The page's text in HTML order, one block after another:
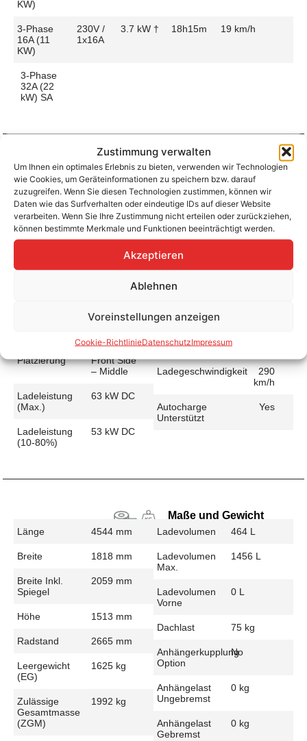
Zustimmung verwalten
Um Ihnen ein optimales Erlebnis zu bieten, verwenden wir Technologien
wie Cookies, um Geräteinformationen zu speichern bzw. darauf
zuzugreifen. Wenn Sie diesen Technologien zustimmen, können wir
Daten wie das Surfverhalten oder eindeutige IDs auf dieser Website
verarbeiten. Wenn Sie Ihre Zustimmung nicht erteilen oder zurückziehen,
können bestimmte Merkmale und Funktionen beeinträchtigt werden.
Akzeptieren
Ablehnen
Voreinstellungen anzeigen
Cookie-RichtlinieDatenschutzImpressum
KW)
3-Phase
16A (11
KW)
230V /
1x16A
3.7 kW † 18h15m 19 km/h
3-Phase
32A (22
kW) SA
Aufladen zu Hause / am Fahrtziel
Ladeanschluss Type 2
Platzierung
Front Side
– Middle
Ladezeit (0-
>490 Km)
10h15m
Ladegeschwindigkeit33 km/h
Schnellladen
Platzierung
Front Side
– Middle
Ladeleistung
(max.)
63 kW DC
Ladeleistung
(10-80%)
53 kW DC
>392 Km)
Ladegeschwindigkeit
290
km/h
Autocharge
Unterstützt
Yes
Maße und Gewicht
Länge 4544 mm
Breite 1818 mm
Breite Inkl.
Spiegel
2059 mm
Höhe 1513 mm
Radstand 2665 mm
Leergewicht
(EG)
1625 kg
Zulässige
Gesamtmasse
(zGM)
1992 kg
Ladevolumen 464 L
Ladevolumen
Max.
1456 L
Ladevolumen
Vorne
0 L
Dachlast 75 kg
Anhängerkupplung
Option
No
Anhängelast
Ungebremst
0 kg
Anhängelast
Gebremst
0 kg